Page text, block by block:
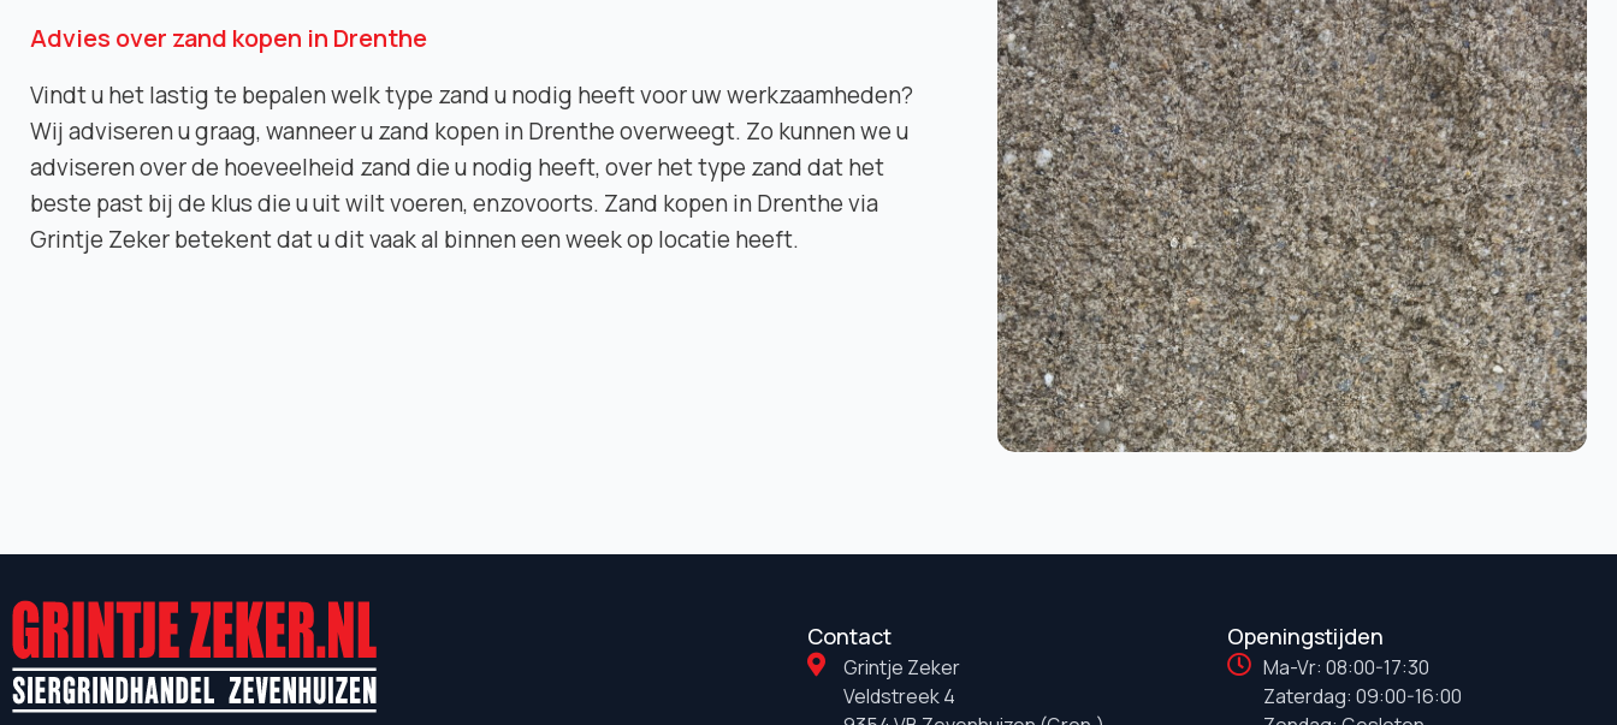
Advies over zand kopen in Drenthe
Vindt u het lastig te bepalen welk type zand u nodig heeft voor uw werkzaamheden?
Wij adviseren u graag, wanneer u zand kopen in Drenthe overweegt. Zo kunnen we u
adviseren over de hoeveelheid zand die u nodig heeft, over het type zand dat het
beste past bij de klus die u uit wilt voeren, enzovoorts. Zand kopen in Drenthe via
Grintje Zeker betekent dat u dit vaak al binnen een week op locatie heeft.
Contact
Grintje Zeker
Veldstreek 4
Openingstijden
Ma-Vr: 08:00-17:30
Zaterdag: 09:00-16:00